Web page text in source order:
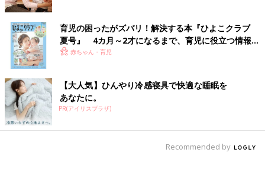
育児の困ったがズバリ！解決する本『ひよこクラブ
夏号』 4カ月～2才になるまで、育児に役立つ情報が
いっぱい！
赤ちゃん・育児
【大人気】ひんやり冷感寝具で快適な睡眠を
あなたに。
PR(アイリスプラザ)
Recommended by